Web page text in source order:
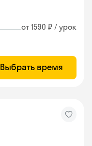
от 1590 ₽ / урок
Выбрать время